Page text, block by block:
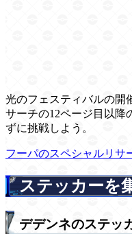
光のフェスティバルの開
サーチの12ページ目以降
ずに挑戦しよう。
フーパのスペシャルリサ
ステッカーを
デデンネのステッ